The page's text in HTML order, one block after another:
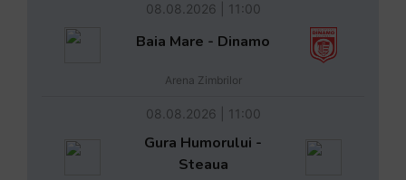
08.08.2026 | 11:00
Baia Mare - Dinamo
Arena Zimbrilor
08.08.2026 | 11:00
Gura Humorului -
Steaua